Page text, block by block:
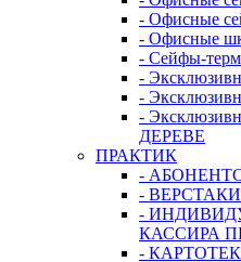
- Офисные
- Офисные
- Сейфы-
-
-
-
ДЕРЕВЕ
ПРАКТИК
-
-
-
КАССИРА
-